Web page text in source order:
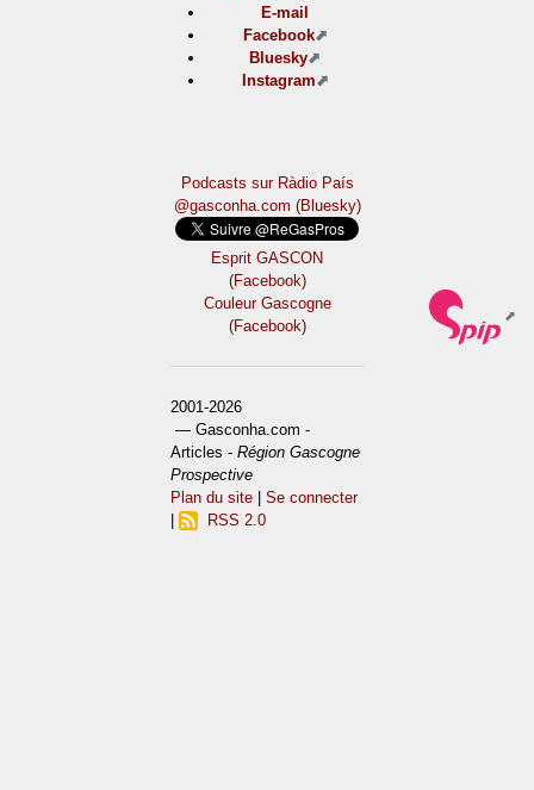
E-mail
Facebook
Bluesky
Instagram
Podcasts sur Ràdio País
@gasconha.com (Bluesky)
Esprit GASCON
(Facebook)
Couleur Gascogne
(Facebook)
2001-2026
— Gasconha.com -
Articles -Région Gascogne
Prospective
Plan du site |Se connecter
RSS 2.0